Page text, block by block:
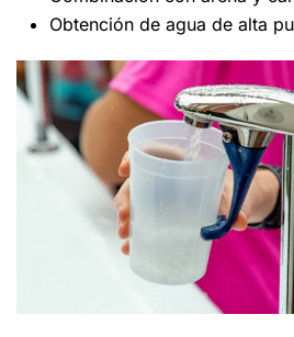
Obtención de agua de alta